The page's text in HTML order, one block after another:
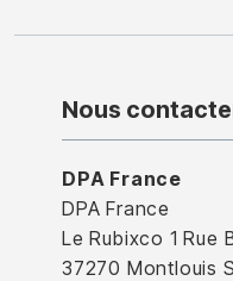
Nous
DPA France
DPA France
Le Rubixco 1 Rue
37270 Montlouis